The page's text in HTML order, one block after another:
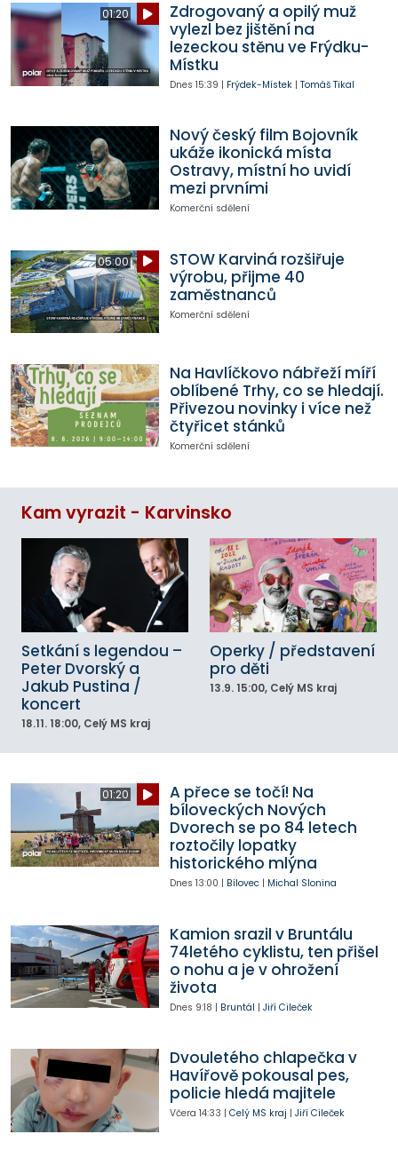
01:20
Zdrogovaný a opilý muž
vylezl bez jištění na
lezeckou stěnu ve Frýdku-
Místku
Dnes 15:39 | Frýdek-Místek| Tomáš Tikal
Nový český film Bojovník
ukáže ikonická místa
Ostravy, místní ho uvidí
mezi prvními
Komerční sdělení
05:00
STOW Karviná rozšiřuje
výrobu, přijme 40
zaměstnanců
Komerční sdělení
Na Havlíčkovo nábřeží míří
oblíbené Trhy, co se hledají.
Přivezou novinky i více než
čtyřicet stánků
Komerční sdělení
Kam vyrazit - Karvinsko
Setkání s legendou –
Peter Dvorský a
Jakub Pustina /
koncert
18.11. 18:00, Celý MS kraj
Operky / představení
pro děti
13.9. 15:00, Celý MS kraj
01:20
A přece se točí! Na
bíloveckých Nových
Dvorech se po 84 letech
roztočily lopatky
historického mlýna
Dnes 13:00 | Bílovec| Michal Slonina
Kamion srazil v Bruntálu
74letého cyklistu, ten přišel
o nohu a je v ohrožení
života
Dnes 9:18 | Bruntál | Jiří Cileček
Dvouletého chlapečka v
Havířově pokousal pes,
policie hledá majitele
Včera 14:33 | Celý MS kraj | Jiří Cileček